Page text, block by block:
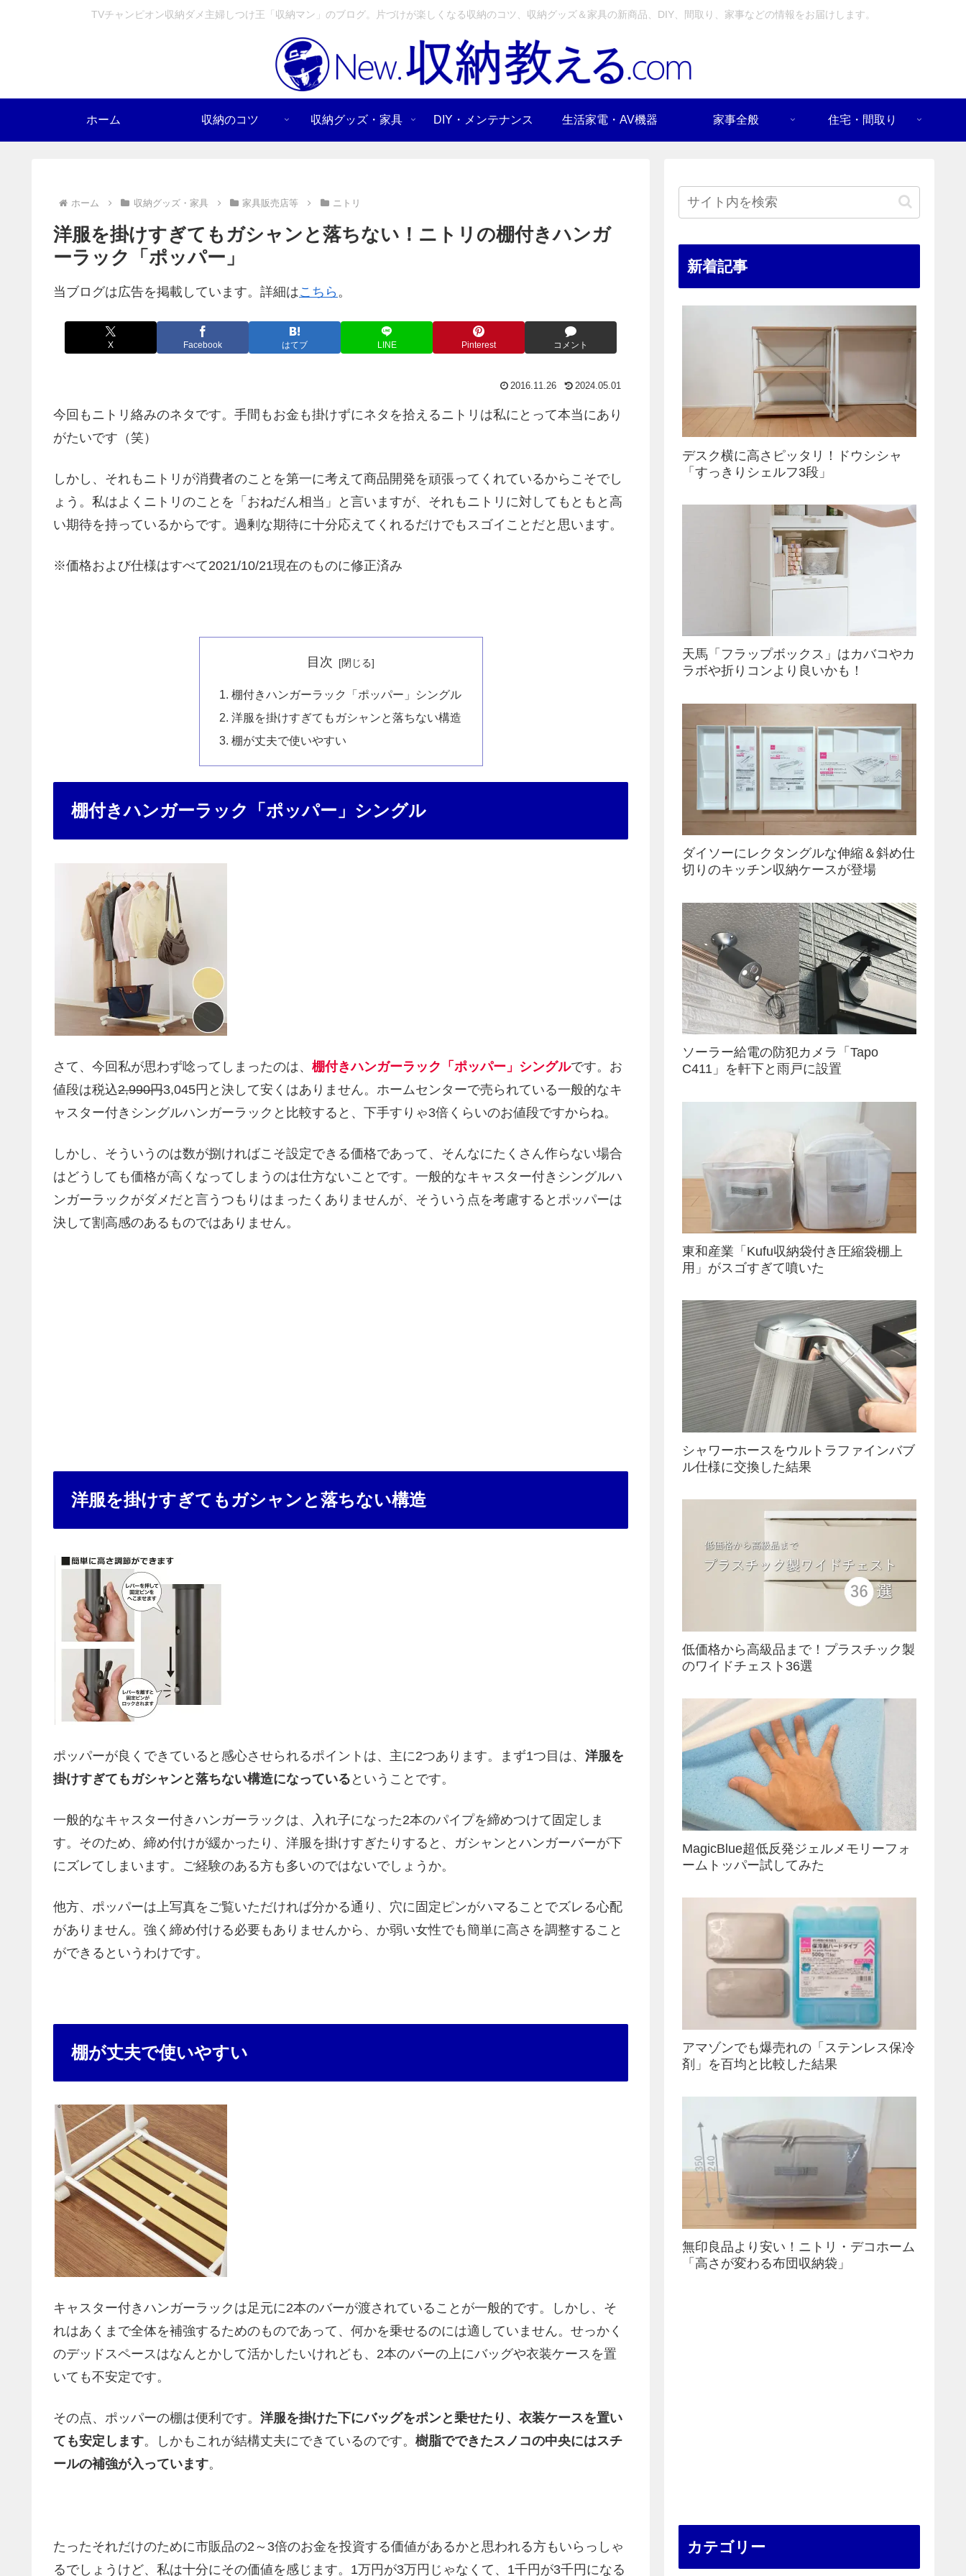
TVチャンピオン収納ダメ主婦しつけ王「収納マン」のブログ。片づけが楽しくなる収納のコツ、収納グッズ＆家具の新商品、DIY、間取り、家事などの情報をお届けします。
ホーム 収納のコツ 収納グッズ・家具 DIY・メンテナンス 生活家電・AV機器 家事全般 住宅・間取り
ホーム 収納グッズ・家具 家具販売店等 ニトリ
洋服を掛けすぎてもガシャンと落ちない！ニトリの棚付きハンガ
ーラック「ポッパー」
当ブログは広告を掲載しています。詳細はこちら 。
X Facebook はてブ LINE Pinterest コメント
2016.11.26 2024.05.01
今回もニトリ絡みのネタです。手間もお金も掛けずにネタを拾えるニトリは私にとって本当にあり
がたいです（笑）
しかし、それもニトリが消費者のことを第一に考えて商品開発を頑張ってくれているからこそでし
ょう。私はよくニトリのことを「おねだん相当」と言いますが、それもニトリに対してもともと高
い期待を持っているからです。過剰な期待に十分応えてくれるだけでもスゴイことだと思います。
※価格および仕様はすべて2021/10/21現在のものに修正済み
目次
棚付きハンガーラック「ポッパー」シングル
洋服を掛けすぎてもガシャンと落ちない構造
棚が丈夫で使いやすい
棚付きハンガーラック「ポッパー」シングル
さて、今回私が思わず唸ってしまったのは、 棚付きハンガーラック「ポッパー」シングルです。お
値段は税込2,990円3,045円と決して安くはありません。ホームセンターで売られている一般的なキ
ャスター付きシングルハンガーラックと比較すると、下手すりゃ3倍くらいのお値段ですからね。
しかし、そういうのは数が捌ければこそ設定できる価格であって、そんなにたくさん作らない場合
はどうしても価格が高くなってしまうのは仕方ないことです。一般的なキャスター付きシングルハ
ンガーラックがダメだと言うつもりはまったくありませんが、そういう点を考慮するとポッパーは
決して割高感のあるものではありません。
洋服を掛けすぎてもガシャンと落ちない構造
ポッパーが良くできていると感心させられるポイントは、主に2つあります。まず1つ目は、 洋服を
掛けすぎてもガシャンと落ちない構造になっている ということです。
一般的なキャスター付きハンガーラックは、入れ子になった2本のパイプを締めつけて固定しま
す。そのため、締め付けが緩かったり、洋服を掛けすぎたりすると、ガシャンとハンガーバーが下
にズレてしまいます。ご経験のある方も多いのではないでしょうか。
他方、ポッパーは上写真をご覧いただければ分かる通り、穴に固定ピンがハマることでズレる心配
がありません。強く締め付ける必要もありませんから、か弱い女性でも簡単に高さを調整すること
ができるというわけです。
棚が丈夫で使いやすい
キャスター付きハンガーラックは足元に2本のバーが渡されていることが一般的です。しかし、そ
れはあくまで全体を補強するためのものであって、何かを乗せるのには適していません。せっかく
のデッドスペースはなんとかして活かしたいけれども、2本のバーの上にバッグや衣装ケースを置
いても不安定です。
その点、ポッパーの棚は便利です。 洋服を掛けた下にバッグをポンと乗せたり、衣装ケースを置い
ても安定します。しかもこれが結構丈夫にできているのです。 樹脂でできたスノコの中央にはスチ
ールの補強が入っています。
たったそれだけのために市販品の2～3倍のお金を投資する価値があるかと思われる方もいらっしゃ
るでしょうけど、私は十分にその価値を感じます。1万円が3万円じゃなくて、1千円が3千円になる
新着記事
デスク横に高さピッタリ！ドウシシャ
「すっきりシェルフ3段」
天馬「フラップボックス」はカバコやカ
ラボや折りコンより良いかも！
ダイソーにレクタングルな伸縮＆斜め仕
切りのキッチン収納ケースが登場
ソーラー給電の防犯カメラ「Tapo
C411」を軒下と雨戸に設置
東和産業「Kufu収納袋付き圧縮袋棚上
用」がスゴすぎて噴いた
シャワーホースをウルトラファインバブ
ル仕様に交換した結果
低価格から高級品まで！プラスチック製
のワイドチェスト36選
MagicBlue超低反発ジェルメモリーフォ
ームトッパー試してみた
アマゾンでも爆売れの「ステンレス保冷
剤」を百均と比較した結果
無印良品より安い！ニトリ・デコホーム
「高さが変わる布団収納袋」
カテゴリー